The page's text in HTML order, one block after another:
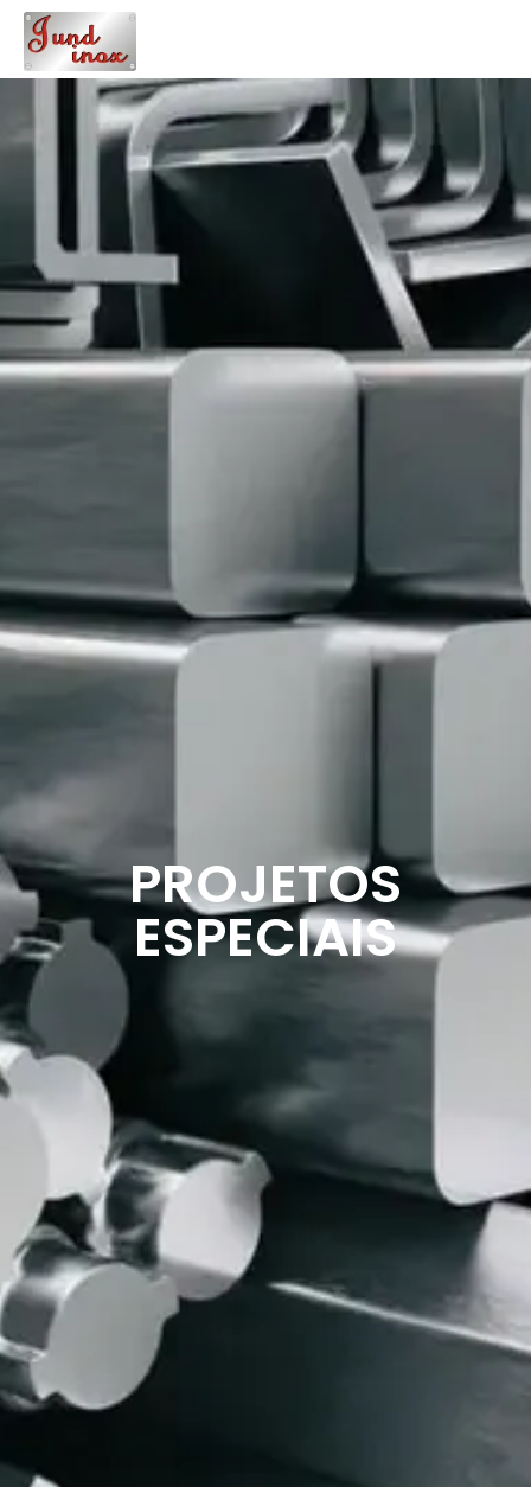
PROJETOS
ESPECIAIS